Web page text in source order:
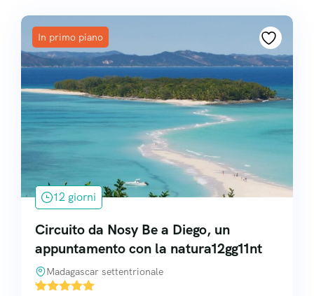
In primo piano
12 giorni
Circuito da Nosy Be a Diego, un
appuntamento con la natura12gg11nt
Madagascar settentrionale
'